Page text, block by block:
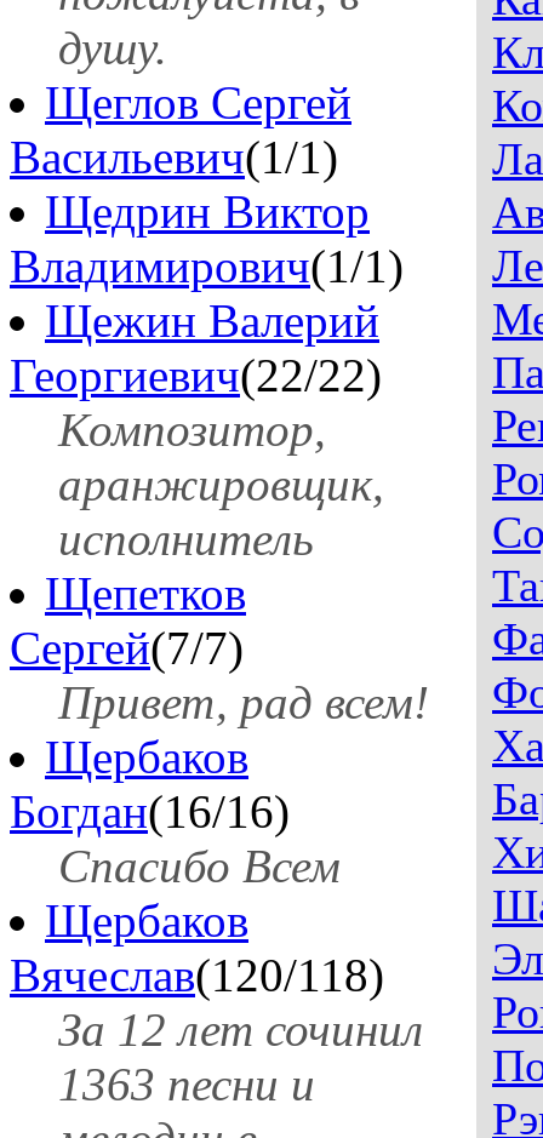
душу.
Щеглов Сергей
Васильевич(1/1)
Щедрин Виктор
Владимирович(1/1)
Щежин Валерий
Георгиевич(22/22)
Композитор,
аранжировщик,
исполнитель
Щепетков
Сергей(7/7)
Привет, рад всем!
Щербаков
Богдан(16/16)
Спасибо Всем
Щербаков
Вячеслав(120/118)
За 12 лет сочинил
1363 песни и